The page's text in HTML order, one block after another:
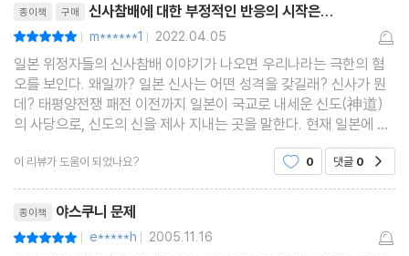
종이책 구매 신사참배에 대한 부정적인 반응의 시작은...
| m******1 | 2022.04.05
일본 위정자들의 신사참배 이야기가 나오면 우리나라는 극한의 혐
오를 보인다. 왜일까? 일본 신사는 어떤 성격을 갖길래? 신사가 뭔
데? 태평양전쟁 패전 이전까지 일본이 국교로 내세운 신도(神道)
의 사당으로, 신도의 신을 제사 지내는 곳을 말한다. 현재 일본에 산
재한 신사는 전설의 인물 또는 신격화된 실존 인물에게 제사를 지내
는 곳이 있고, 누구를 내세우는지 불분명한 곳도
이 리뷰가 도움이 되었나요? 0 댓글 0
종이책 야스쿠니 문제
| e*****h | 2005.11.16